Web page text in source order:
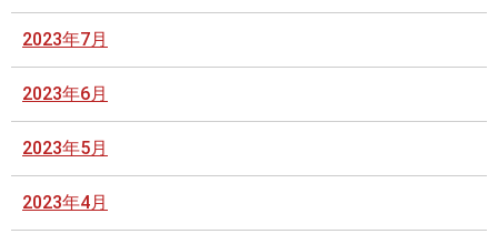
2023年7月
2023年6月
2023年5月
2023年4月